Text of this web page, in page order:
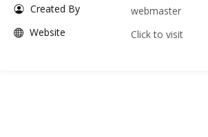
Created By
webmaster
Website
Click to visit